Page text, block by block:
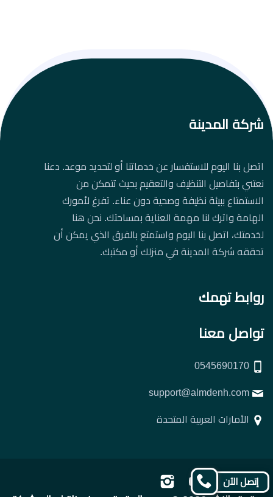
شركة المدينة
اتصل بنا اليوم للاستفسار عن خدماتنا أو لتحديد موعد. دعنا
نعتني بتفاصيل التنظيف والتعقيم بحيث تتمكن من
الاستمتاع ببيئة نظيفة وصحية دون عناء. تفرغ لأمورك
الهامة واترك لنا مهمة العناية بمساحتك. نحن هنا
لخدمتك، اتصل بنا اليوم واستمتع بالفرق الذي يمكن أن
تحققه شركة المدينة في منزلك أو مكتبك.
روابط تهمك
تواصل معنا
الأمارات العربية المتحدة
تابعنا
تابعنا
تابعنا
إتصل الآن